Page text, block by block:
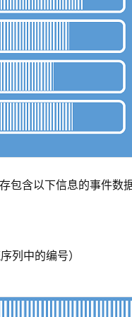
包含以下信息的事件数
列中的编号）